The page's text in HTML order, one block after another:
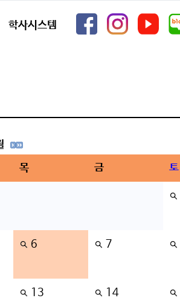
학사시스템
목 금 토
6 7
13 14